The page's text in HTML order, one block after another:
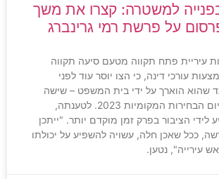
בפנייה למשטרה: קצרו את משך
על פרשת רמי גרינברג
עיריית פתח תקווה מטעם סיעה תקווה
עורכי דינה, כי הצו יוסר עוד לפני
המועד שהוא הוארך על ידי בית המשפט – שישה
ימים בלבד לפני יום הבחירות המקומיות 2023. לטענתה,
לידי הציבור בפרק זמן מוקדם יותר. "ייתכן
ככל שאכן חלה, עשויה להשפיע על יכולתו
עירייה", נטען.